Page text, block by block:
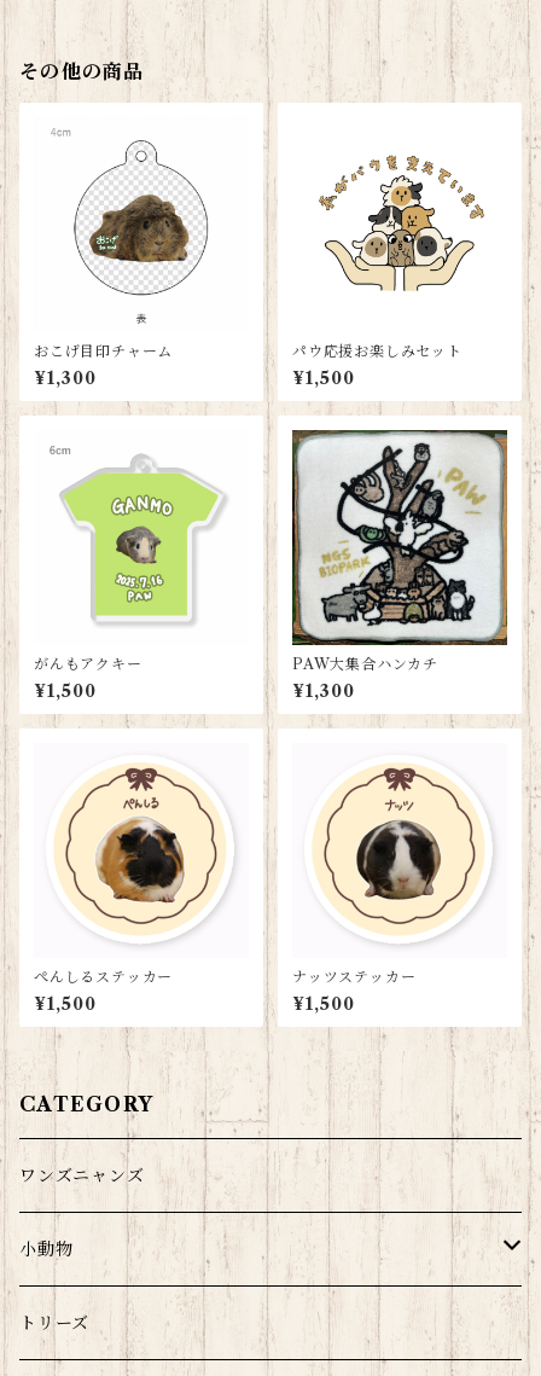
その他の商品
おこげ目印チャーム
¥1,300
パウ応援お楽しみセット
¥1,500
がんもアクキー
¥1,500
PAW大集合ハンカチ
¥1,300
ぺんしるステッカー
¥1,500
ナッツステッカー
¥1,500
CATEGORY
ワンズニャンズ
小動物
モルウサチラのみ
トリーズ